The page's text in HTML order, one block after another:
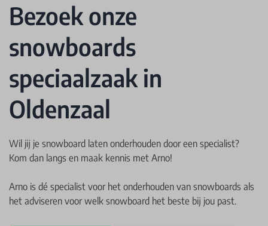
Bezoek onze
snowboards
speciaalzaak in
Oldenzaal
Wil jij je snowboard laten onderhouden door een specialist?
Kom dan langs en maak kennis met Arno!
Arno is dé specialist voor het onderhouden van snowboards als
het adviseren voor welk snowboard het beste bij jou past.